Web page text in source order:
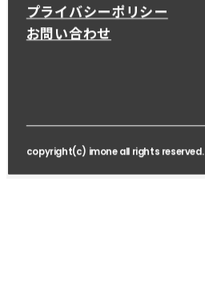
プライバシーポリシー
お問い合わせ
copyright(c) imone all rights reserved.